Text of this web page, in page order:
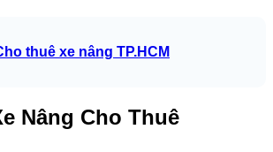
thuê xe nâng TP.HCM
Nâng Cho Thuê